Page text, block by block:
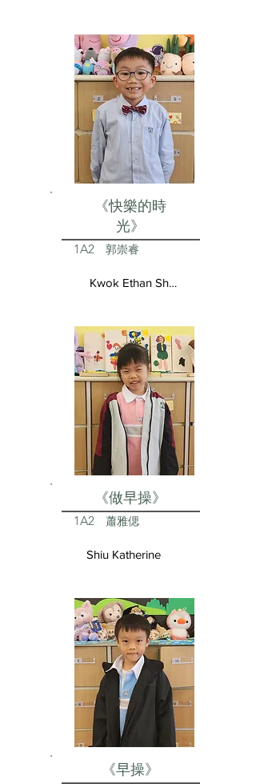
《快樂的時
光》
1A2 郭崇睿
Kwok Ethan Shun Yui
《做早操》
1A2 蕭雅偲
Shiu Katherine
《早操》